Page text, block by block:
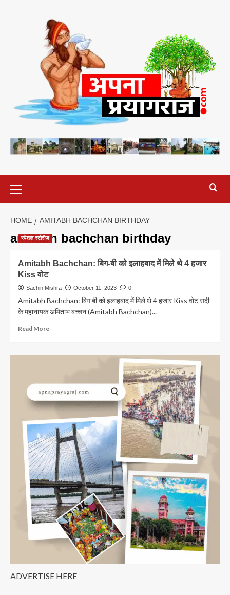
Menu
HOME AMITABH BACHCHAN BIRTHDAY
amitabh bachchan birthday
स्पेशल स्टोरीज़
Amitabh Bachchan: बिग-बी को इलाहबाद में मिले थे 4 हजार
Kiss वोट
Sachin Mishra October 11, 2023 0
Amitabh Bachchan: बिग बी को इलाहबाद में मिले थे 4 हजार Kiss वोट सदी
के महानायक अमिताभ बच्चन (Amitabh Bachchan)...
Read MoreRead
Amitabh
बी
को
इलाहबाद
मिले
थे
4
हजार
Kiss
वोट
ADVERTISE HERE